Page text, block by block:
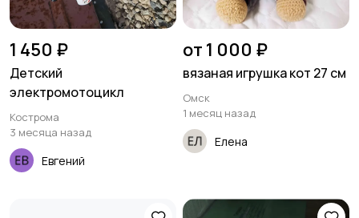
1 450 ₽
Детский
электромотоцикл
Кострома
3 месяца назад
Евгений
от 1 000 ₽
вязаная игрушка кот 27 см
Омск
1 месяц назад
Елена